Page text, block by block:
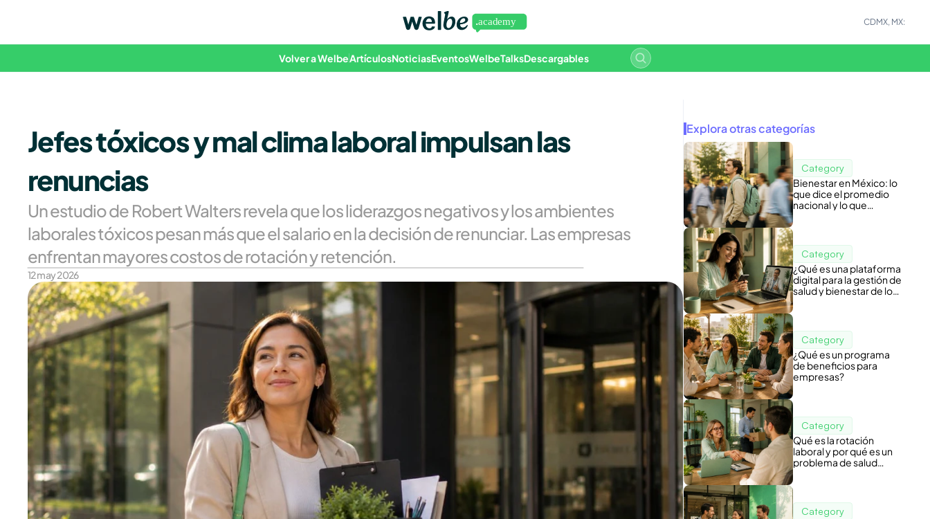
CDMX, MX:
Volver a WelbeArtículosNoticiasEventosWelbeTalksDescargables
Jefes tóxicos y mal clima laboral impulsan las
renuncias
Un estudio de Robert Walters revela que los liderazgos negativos y los ambientes
laborales tóxicos pesan más que el salario en la decisión de renunciar. Las empresas
enfrentan mayores costos de rotación y retención.
12 may 2026
Explora otras categorías
Category
Bienestar en México: lo
que dice el promedio
nacional y lo que
Category
¿Qué es una plataforma
digital para la gestión de
salud y bienestar de los
Category
¿Qué es un programa
de beneficios para
empresas?
Category
Qué es la rotación
laboral y por qué es un
problema de salud
Category